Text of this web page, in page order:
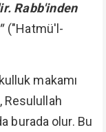
Rabb'inden
("Hatmü'l-
makamı
Resulullah
burada olur. Bu